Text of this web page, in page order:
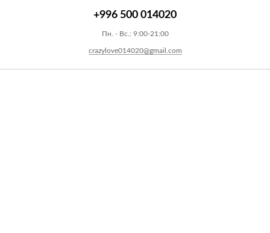
+996 500 014020
Пн. - Вс.: 9:00-21:00
crazylove014020@gmail.com